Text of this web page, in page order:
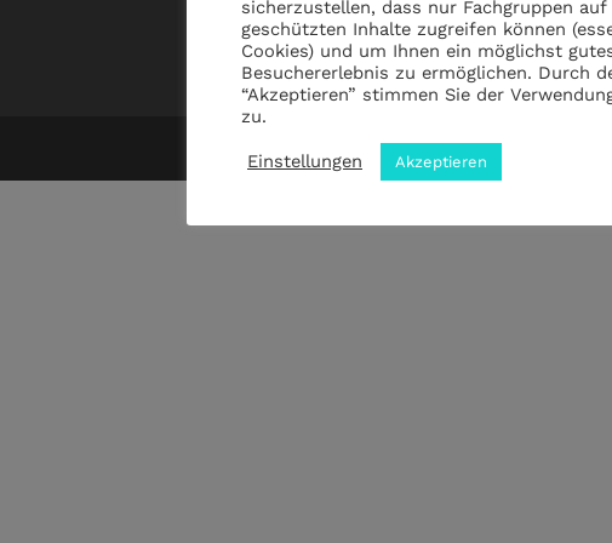
Impressum |Datenschutz|
© 2023 by meZWEI designed by
sicherzustellen, dass nur Fachgruppen auf
geschützten Inhalte zugreifen können
Cookies) und um Ihnen ein möglichst
Besuchererlebnis zu ermöglichen. Durch
“Akzeptieren” stimmen Sie der
zu.
Einstellungen Akzeptieren